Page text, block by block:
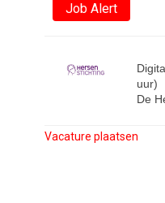
Job Alert
uur)
De
Vacature plaatsen